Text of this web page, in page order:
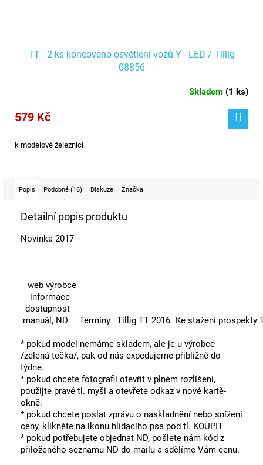
TT - 2 ks koncového osvětlení vozů Y - LED / Tillig
08856
Skladem (1 ks)
579 Kč
k modelové železnici
Popis Podobné (16) Diskuze Značka
Detailní popis produktu
Novinka 2017
web výrobce
informace
dostupnost
manuál, ND
Termíny Tillig TT 2016 Ke stažení prospekty
* pokud model nemáme skladem, ale je u výrobce
/zelená tečka/, pak od nás expedujeme přibližně do
týdne.
* pokud chcete fotografii otevřít v plném rozlišení,
použijte pravé tl. myši a otevřete odkaz v nové kartě-
okně.
* pokud chcete poslat zprávu o naskladnění nebo snížení
ceny, klikněte na ikonu hlídacího psa pod tl. KOUPIT
* pokud potřebujete objednat ND, pošlete nám kód z
přiloženého seznamu ND do mailu a sdělíme Vám cenu.